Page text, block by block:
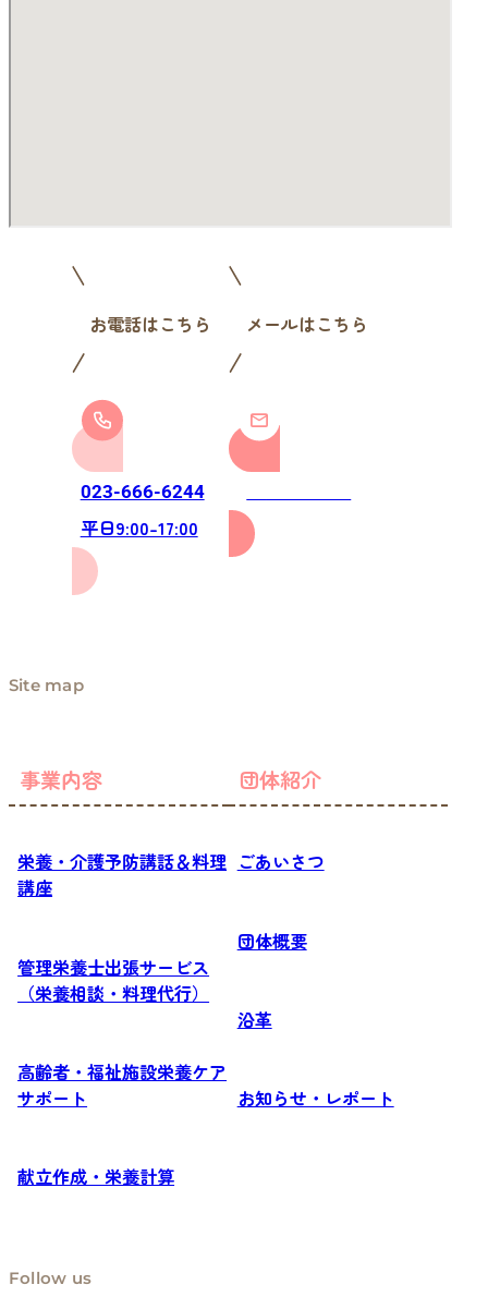
お電話はこちら
023-666-6244
平日9:00-17:00
メールはこちら
Site map
事業内容
栄養・介護予防講話＆料理
講座
管理栄養士出張サービス
（栄養相談・料理代行）
高齢者・福祉施設栄養ケア
サポート
献立作成・栄養計算
団体紹介
ごあいさつ
団体概要
沿革
お知らせ・レポート
Follow us